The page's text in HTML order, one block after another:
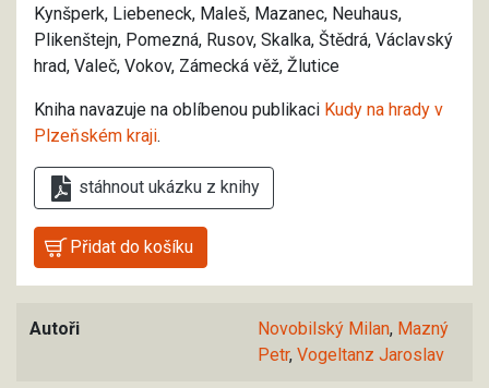
Kynšperk, Liebeneck, Maleš, Mazanec, Neuhaus,
Plikenštejn, Pomezná, Rusov, Skalka, Štědrá, Václavský
hrad, Valeč, Vokov, Zámecká věž, Žlutice
Kniha navazuje na oblíbenou publikaci Kudy na hrady v
Plzeňském kraji.
stáhnout ukázku z knihy
Autoři Novobilský Milan, Mazný
Petr, Vogeltanz Jaroslav